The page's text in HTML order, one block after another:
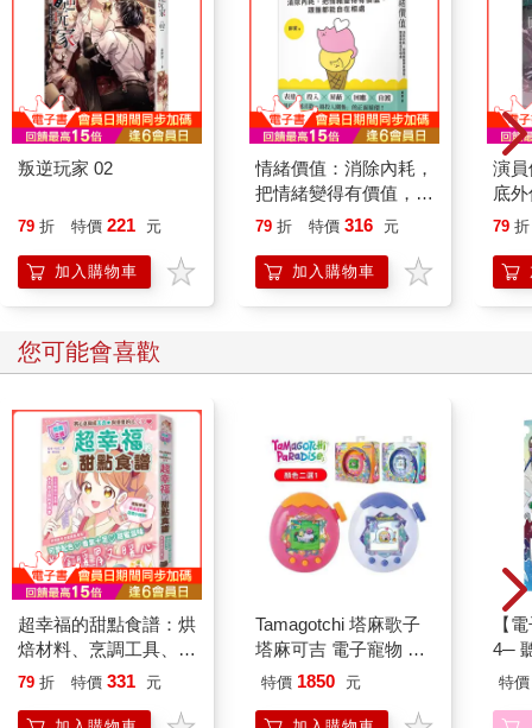
叛逆玩家 02
79 折 特價 221 元
加入購物車
情緒價值：消除內耗，
把情緒變得有價值，跟
誰都能自在相處
79 折 特價 316 元
加入購物車
演
底
79 折
您可能會喜歡
超幸福的甜點食譜：烘
焙材料、烹調工具、可
愛配色【閃亮女孩6】
79 折 特價 331 元
Tamagotchi 塔麻歌子
塔麻可吉 電子寵物 樂
園系列（熱帶橙果／極
特價 1850 元
【
4─
期
特價